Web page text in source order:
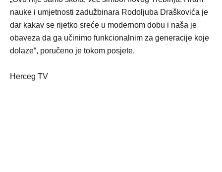
nauke i umjetnosti zadužbinara Rodoljuba Draškovića je
dar kakav se rijetko sreće u modernom dobu i naša je
obaveza da ga učinimo funkcionalnim za generacije koje
dolaze“, poručeno je tokom posjete.
Herceg TV